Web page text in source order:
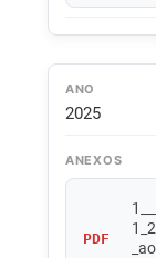
ANO
2025
ANEXOS
PDF